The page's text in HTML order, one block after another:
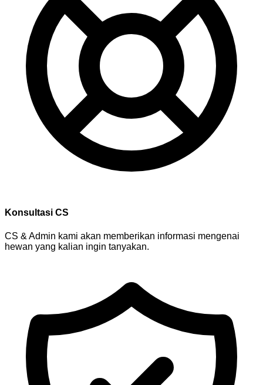
Konsultasi CS
CS & Admin kami akan memberikan informasi mengenai
hewan yang kalian ingin tanyakan.